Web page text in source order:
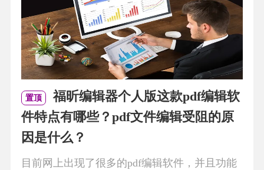
置顶
福昕编辑器个人版这款pdf编辑软
件特点有哪些？pdf文件编辑受阻的原
因是什么？
目前网上出现了很多的pdf编辑软件，并且功能